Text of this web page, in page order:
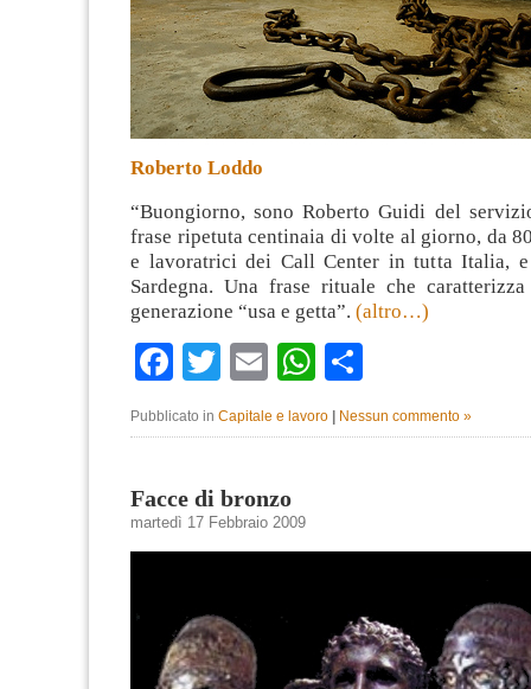
Roberto Loddo
“Buongiorno, sono Roberto Guidi del
frase ripetuta centinaia di volte al giorno, da
e lavoratrici dei Call Center in tutta Italia,
Sardegna. Una frase rituale che
generazione “usa e getta”. (altro…)
Facebook
Twitter
EmailWhatsApp
Pubblicato in Capitale e lavoro | Nessun commento »
Facce di bronzo
martedì 17 Febbraio 2009